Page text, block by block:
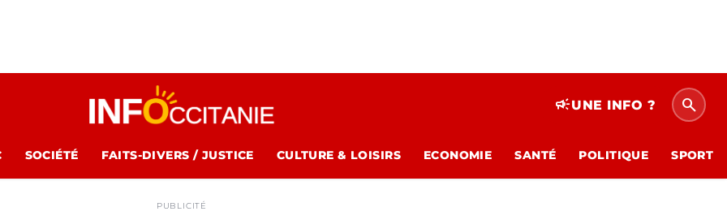
campaignUNE INFO ? search
SOCIÉTÉ FAITS-DIVERS / JUSTICE CULTURE & LOISIRS ECONOMIE SANTÉ POLITIQUE SPORT
PUBLICITÉ